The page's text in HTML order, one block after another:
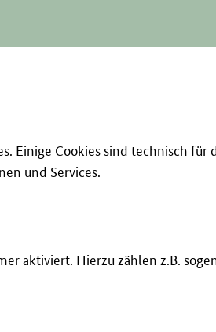
Einige Cookies sind technisch
und Services.
aktiviert. Hierzu zählen z.B.